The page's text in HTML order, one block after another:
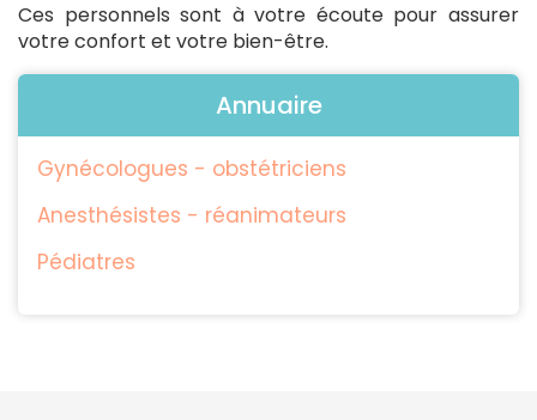
Ces personnels sont à votre écoute pour assurer
votre confort et votre bien-être.
Annuaire
Gynécologues - obstétriciens
Anesthésistes - réanimateurs
Pédiatres